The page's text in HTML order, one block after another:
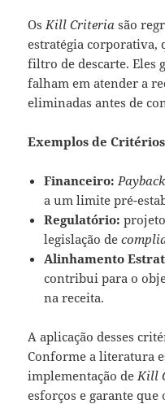
Os Kill Criteria são
estratégia corporativa,
filtro de descarte. Eles
falham em atender a
eliminadas antes de
Exemplos de
Financeiro: Payback
a um limite pré-
Regulatório:
legislação de
Alinhamento
contribui para o
na receita.
A aplicação desses
Conforme a literatura
implementação de Kill
esforços e garante que